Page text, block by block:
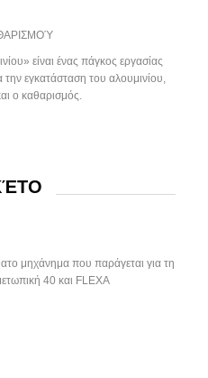
είναι ένας πάγκος εργασίας
εγκατάσταση του αλουμινίου,
ο καθαρισμός.
μηχάνημα που παράγεται για τη
40 και FLEXA